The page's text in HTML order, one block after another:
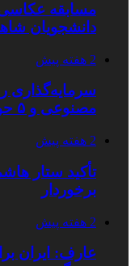
مسابقه عکاسی
دانشجویان
2 هفته پیش
سرمایه‌گذاری
مصنوعی و ۵ حوزه راهبردی کشور
2 هفته پیش
تأکید ستار
برخوردار
2 هفته پیش
عارف: ایران